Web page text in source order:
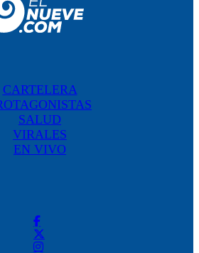
CARTELERA
SALUD
VIRALES
EN VIVO